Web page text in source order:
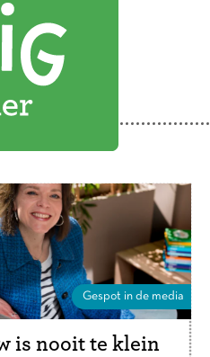
Gespot in de media
is nooit te klein